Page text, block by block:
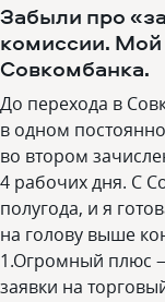
Забыли про
комиссии. Мой
Совкомбанка.
До перехода в
в одном
во втором
4 рабочих дня. С
полугода, и я
на голову выше
1.Огромный плюс
заявки на